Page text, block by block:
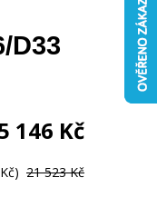
D33
146 Kč
21 523 Kč